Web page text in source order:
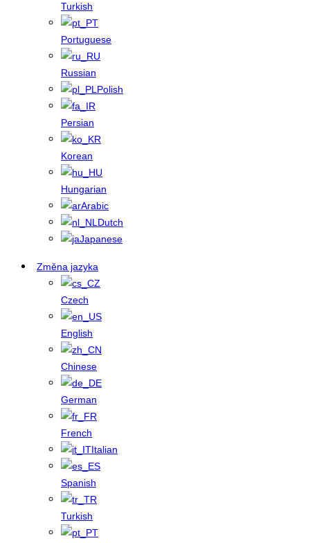
Turkish
Portuguese
Russian
Polish
Persian
Korean
Hungarian
Arabic
Dutch
Japanese
Změna jazyka
Czech
English
Chinese
German
French
Italian
Spanish
Turkish